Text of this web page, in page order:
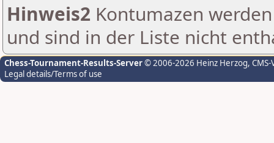
Hinweis2 Kontumazen
und sind in der Liste nicht
Chess-Tournament-Results-Server© 2006-2026 Heinz Herzog,
Legal details/Terms of use